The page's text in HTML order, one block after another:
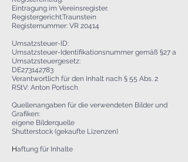
Eintragung im Vereinsregister.
Registergericht:Traunstein
Registernummer: VR 20414
Umsatzsteuer-ID:
Umsatzsteuer-Identifikationsnummer gemäß §27 a
Umsatzsteuergesetz:
DE273142783
Verantwortlich für den Inhalt nach § 55 Abs. 2
RStV: Anton Portisch
Quellenangaben für die verwendeten Bilder und
Grafiken:
eigene Bilderquelle
Shutterstock (gekaufte Lizenzen)
Haftung für Inhalte